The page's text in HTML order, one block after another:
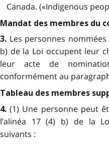
Canada. («Indigenous
Mandat des membres du
3. Les personnes
b) de la Loi occupent leur
leur acte de
conformément au
Tableau des membres
4.(1) Une personne peut
l’alinéa 17 (4) b) de la
suivants :